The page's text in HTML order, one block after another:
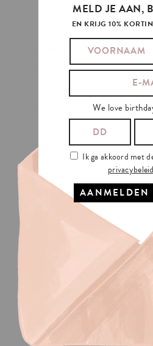
SPANK YOU
€3.5
THANK
MELD JE AAN,
EN KRIJG 10%
We love
Ik ga akkoord met